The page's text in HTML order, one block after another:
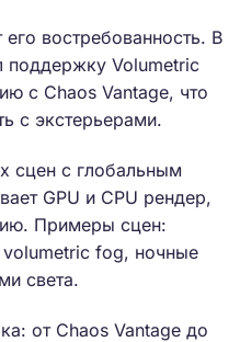
востребованность. В
поддержку Volumetric
с Chaos Vantage, что
с экстерьерами.
сцен с глобальным
GPU и CPU рендер,
Примеры сцен:
fog, ночные
света.
от Chaos Vantage до